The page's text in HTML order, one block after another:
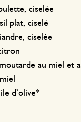
ciselée
plat, ciselé
ciselée
au miel et
d’olive*